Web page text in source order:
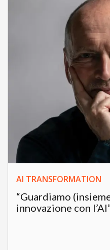
AI TRANSFORMATION
“Guardiamo
innovazione con